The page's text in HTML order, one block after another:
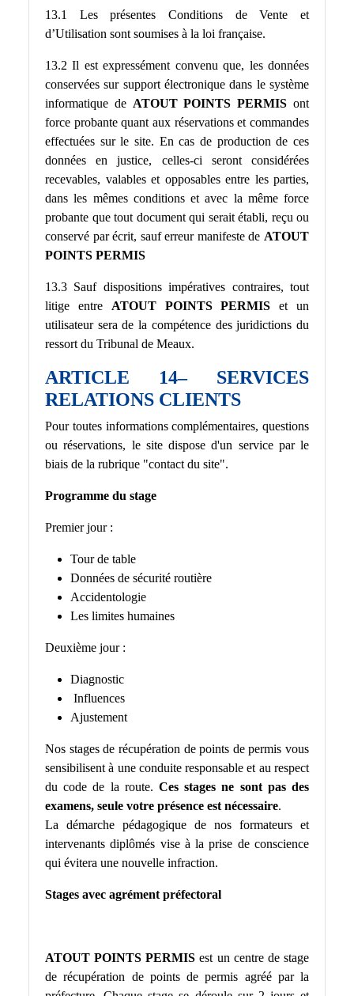
13.1 Les présentes Conditions de Vente et
d’Utilisation sont soumises à la loi française.
13.2 Il est expressément convenu que, les données
conservées sur support électronique dans le système
informatique de ATOUT POINTS PERMIS ont
force probante quant aux réservations et commandes
effectuées sur le site. En cas de production de ces
données en justice, celles-ci seront considérées
recevables, valables et opposables entre les parties,
dans les mêmes conditions et avec la même force
probante que tout document qui serait établi, reçu ou
conservé par écrit, sauf erreur manifeste de ATOUT
POINTS PERMIS
13.3 Sauf dispositions impératives contraires, tout
litige entre ATOUT POINTS PERMIS et un
utilisateur sera de la compétence des juridictions du
ressort du Tribunal de Meaux.
ARTICLE 14– SERVICES
RELATIONS CLIENTS
Pour toutes informations complémentaires, questions
ou réservations, le site dispose d'un service par le
biais de la rubrique "contact du site".
Programme du stage
Premier jour :
Tour de table
Données de sécurité routière
Accidentologie
Les limites humaines
Deuxième jour :
Diagnostic
Influences
Ajustement
Nos stages de récupération de points de permis vous
sensibilisent à une conduite responsable et au respect
du code de la route. Ces stages ne sont pas des
examens, seule votre présence est nécessaire.
La démarche pédagogique de nos formateurs et
intervenants diplômés vise à la prise de conscience
qui évitera une nouvelle infraction.
Stages avec agrément préfectoral
ATOUT POINTS PERMIS est un centre de stage
de récupération de points de permis agréé par la